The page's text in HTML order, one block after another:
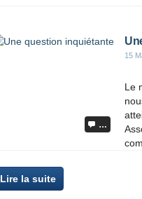
…
15
Le
Lire la suite